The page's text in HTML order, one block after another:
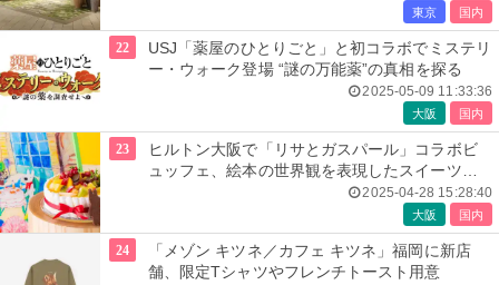
東京 国内
22
USJ「薬屋のひとりごと」と初コラボでミステリ
ー・ウォーク登場 “謎の万能薬”の真相を探る
2025-05-09 11:33:36
大阪 国内
23
ヒルトン大阪で「リサとガスパール」コラボビ
ュッフェ、絵本の世界観を表現したスイーツ約
2025-04-28 15:28:40
大阪 国内
24
「メゾン キツネ／カフェ キツネ」福岡に新店
舗、限定Tシャツやフレンチトースト用意